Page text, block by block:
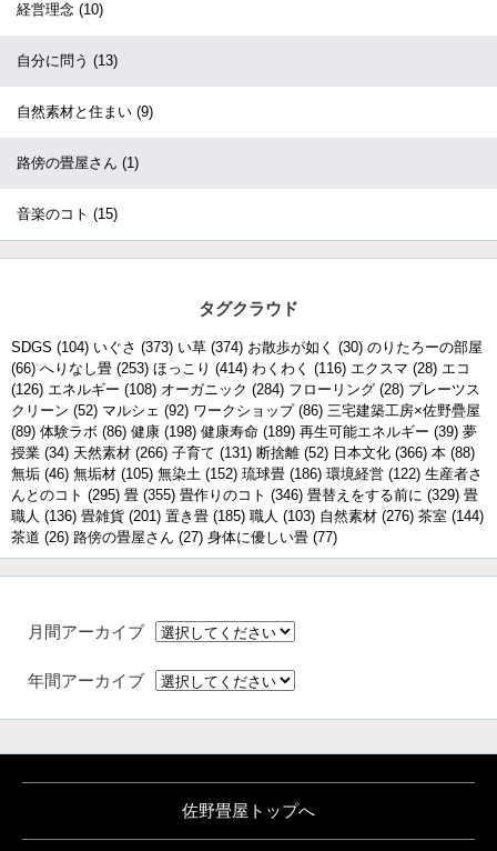
経営理念 (10)
自分に問う (13)
自然素材と住まい (9)
路傍の畳屋さん (1)
音楽のコト (15)
タグクラウド
SDGS (104) いぐさ (373) い草 (374) お散歩が如く (30) のりたろーの部屋
(66) へりなし畳 (253) ほっこり (414) わくわく (116) エクスマ (28) エコ
(126) エネルギー (108) オーガニック (284) フローリング (28) プレーツス
クリーン (52) マルシェ (92) ワークショップ(86) 三宅建築工房×佐野疊屋
(89) 体験ラボ (86) 健康 (198) 健康寿命 (189) 再生可能エネルギー (39) 夢
授業 (34) 天然素材 (266) 子育て (131) 断捨離 (52) 日本文化 (366) 本 (88)
無垢 (46) 無垢材 (105) 無染土 (152) 琉球畳 (186) 環境経営 (122) 生産者さ
んとのコト (295) 畳 (355) 畳作りのコト (346) 畳替えをする前に (329) 畳
職人 (136) 畳雑貨 (201) 置き畳 (185) 職人 (103) 自然素材 (276) 茶室 (144)
茶道 (26) 路傍の畳屋さん (27) 身体に優しい畳 (77)
月間アーカイブ
年間アーカイブ
佐野畳屋トップへ